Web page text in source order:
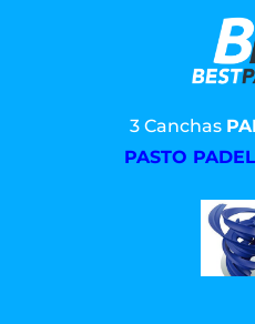
3 Canchas
PASTO